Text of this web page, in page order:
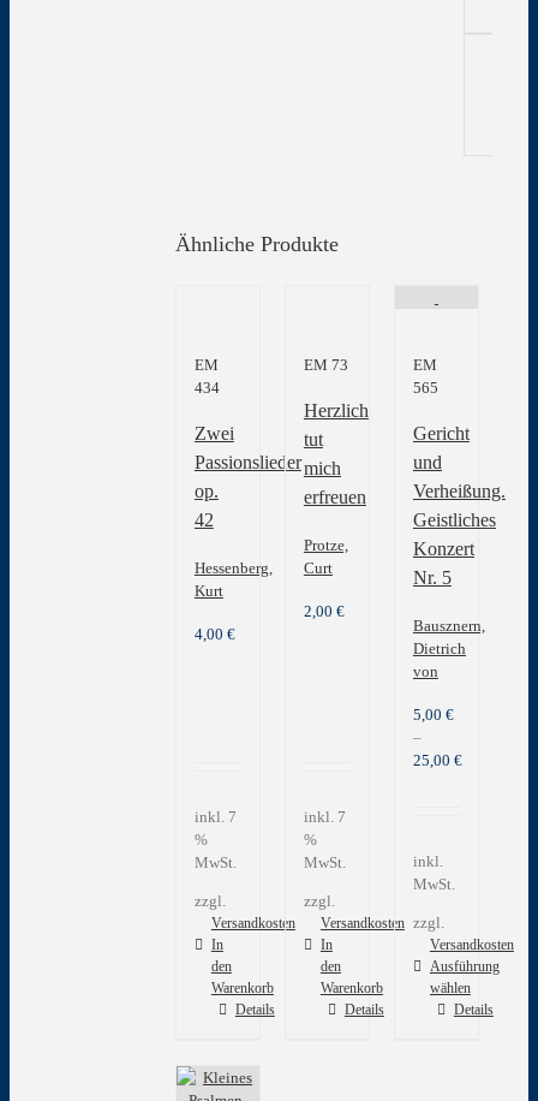
Ähnliche Produkte
EM
434
Zwei
Passionslieder
op.
42
Hessenberg,
Kurt
4,00 €
inkl. 7
%
MwSt.
zzgl.
Versandkosten
In
den
Warenkorb
Details
EM 73
Herzlich
tut
mich
erfreuen
Protze,
Curt
2,00 €
inkl. 7
%
MwSt.
zzgl.
Versandkosten
In
den
Warenkorb
Details
EM
565
Gericht
und
Verheißung.
Geistliches
Konzert
Nr. 5
Bausznern,
Dietrich
von
5,00 €
–
25,00 €
inkl.
MwSt.
zzgl.
Versandkosten
Ausführung
wählen
Dieses Details